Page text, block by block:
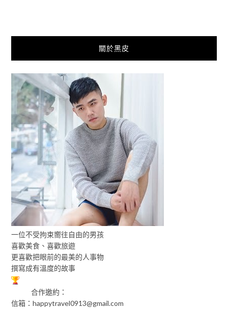
關於黑皮
一位不受拘束嚮往自由的男孩
喜歡美食、喜歡旅遊
更喜歡把眼前的最美的人事物
撰寫成有溫度的故事
合作邀約：
信箱：happytravel0913@gmail.com